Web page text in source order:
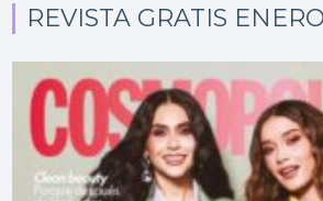
REVISTA GRATIS